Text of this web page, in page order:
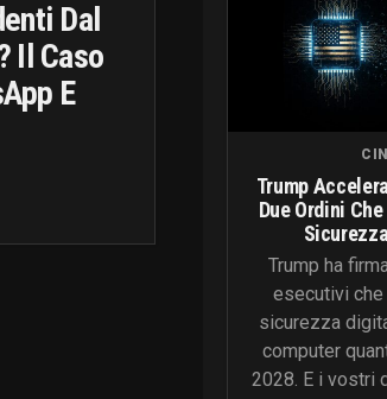
Dal
Il Caso
E
Trump
Due Ordini
Trump ha
esecutivi
sicurezza
computer
2028. E i vostri